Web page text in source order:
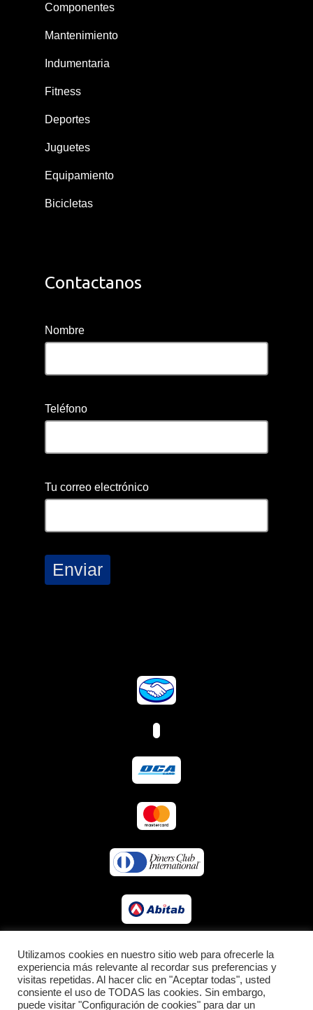
Componentes
Mantenimiento
Indumentaria
Fitness
Deportes
Juguetes
Equipamiento
Bicicletas
Contactanos
Nombre
Teléfono
Tu correo electrónico
© 2026 LACUSPORTS.
Utilizamos cookies en nuestro sitio web para ofrecerle la
experiencia más relevante al recordar sus preferencias y
visitas repetidas. Al hacer clic en "Aceptar todas", usted
consiente el uso de TODAS las cookies. Sin embargo,
puede visitar "Configuración de cookies" para dar un